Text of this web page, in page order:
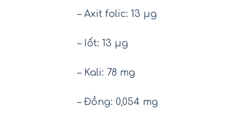
– Axit folic: 13 μg
– Iốt: 13 μg
– Kali: 78 mg
– Đồng: 0,054 mg